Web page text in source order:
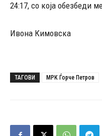
24:17, со која обезбеди
Ивона Кимовска
ТАГОВИ МРК Ѓорче Петров